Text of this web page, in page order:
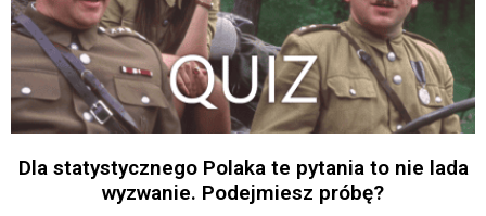
Dla statystycznego Polaka te pytania to nie lada
wyzwanie. Podejmiesz próbę?